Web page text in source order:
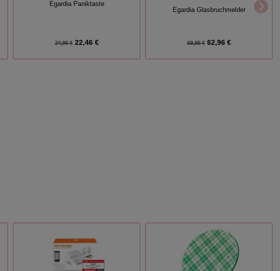
Egardia Paniktaste
24,95 €22,46 €
Egardia Glasbruchmelder
69,95 €62,96 €